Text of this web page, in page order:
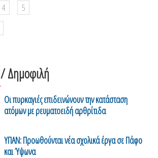
4
5
/ Δημοφιλή
Οι πυρκαγιές επιδεινώνουν την κατάσταση
ατόμων με ρευματοειδή αρθρίτιδα
ΥΠΑΝ: Προωθούνται νέα σχολικά έργα σε Πάφο
και Ύψωνα